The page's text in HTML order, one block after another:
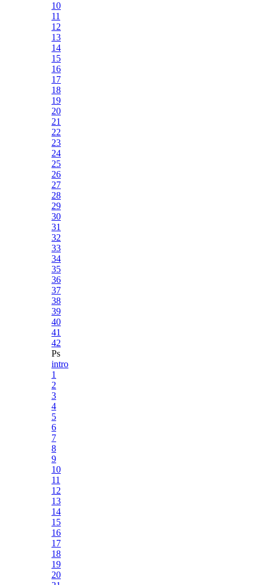
10
11
12
13
14
15
16
17
18
19
20
21
22
23
24
25
26
27
28
29
30
31
32
33
34
35
36
37
38
39
40
41
42
Ps
intro
1
2
3
4
5
6
7
8
9
10
11
12
13
14
15
16
17
18
19
20